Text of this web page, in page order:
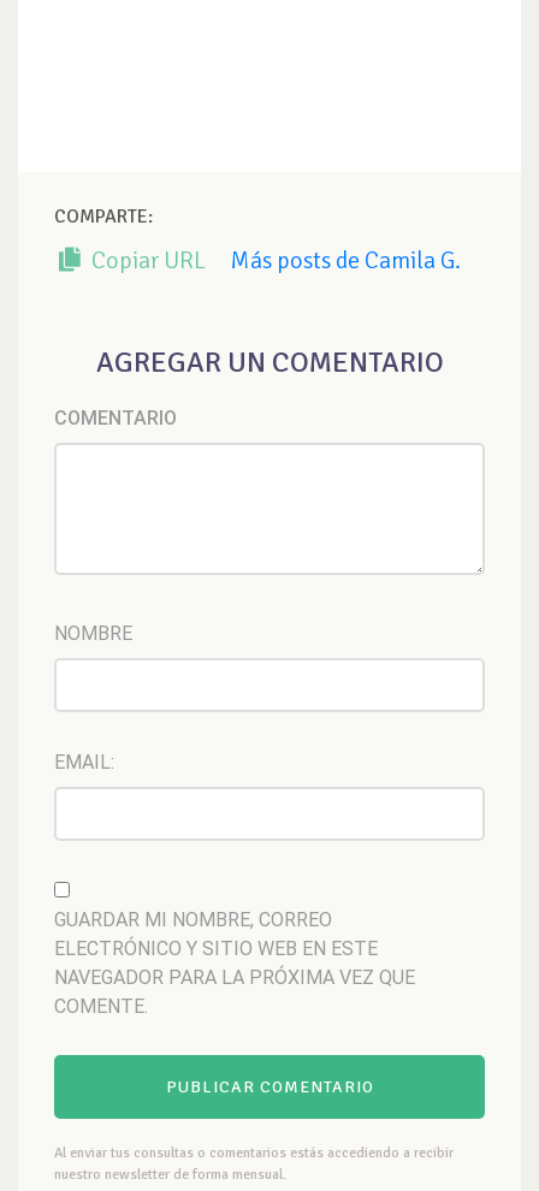
COMPARTE:
Copiar URL Más posts de Camila G.
AGREGAR UN COMENTARIO
COMENTARIO
NOMBRE
EMAIL:
GUARDAR MI NOMBRE, CORREO
ELECTRÓNICO Y SITIO WEB EN ESTE
NAVEGADOR PARA LA PRÓXIMA VEZ QUE
COMENTE.
Al enviar tus consultas o comentarios estás accediendo a recibir
nuestro newsletter de forma mensual.